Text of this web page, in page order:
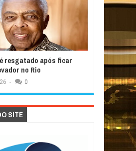
resgatado após ficar
no Rio
- 0
SITE